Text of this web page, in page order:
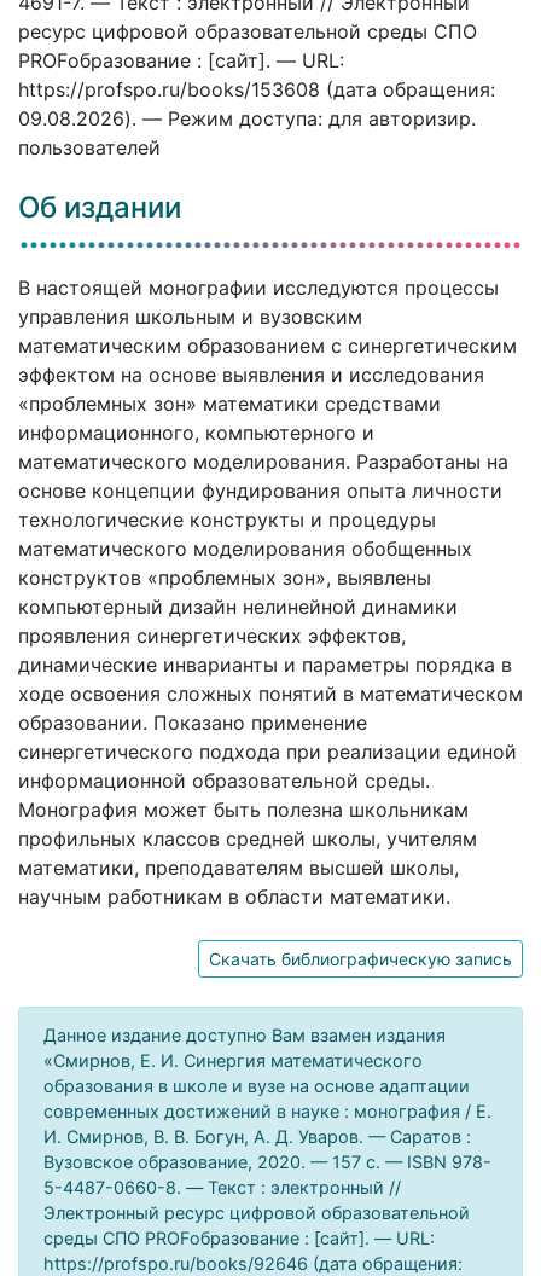
ресурс цифровой образовательной среды СПО
PROFобразование : [сайт]. — URL:
https://profspo.ru/books/153608 (дата обращения:
09.08.2026). — Режим доступа: для авторизир.
пользователей
Об издании
В настоящей монографии исследуются процессы
управления школьным и вузовским
математическим образованием с синергетическим
эффектом на основе выявления и исследования
«проблемных зон» математики средствами
информационного, компьютерного и
математического моделирования. Разработаны на
основе концепции фундирования опыта личности
технологические конструкты и процедуры
математического моделирования обобщенных
конструктов «проблемных зон», выявлены
компьютерный дизайн нелинейной динамики
проявления синергетических эффектов,
динамические инварианты и параметры порядка в
ходе освоения сложных понятий в математическом
образовании. Показано применение
синергетического подхода при реализации единой
информационной образовательной среды.
Монография может быть полезна школьникам
профильных классов средней школы, учителям
математики, преподавателям высшей школы,
научным работникам в области математики.
Скачать библиографическую запись
Данное издание доступно Вам взамен издания
«Смирнов, Е. И. Синергия математического
образования в школе и вузе на основе адаптации
современных достижений в науке : монография / Е.
И. Смирнов, В. В. Богун, А. Д. Уваров. — Саратов :
Вузовское образование, 2020. — 157 c. — ISBN 978-
5-4487-0660-8. — Текст : электронный //
Электронный ресурс цифровой образовательной
среды СПО PROFобразование : [сайт]. — URL:
https://profspo.ru/books/92646 (дата обращения: